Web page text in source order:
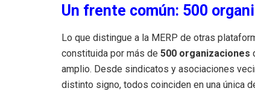
Un frente común: 500
Lo que distingue a la MERP de otras
constituida por más de 500 organizaciones
amplio. Desde sindicatos y asociaciones
distinto signo, todos coinciden en una única